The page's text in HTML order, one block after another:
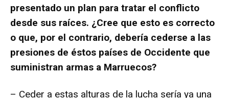
presentado un plan para tratar el conflicto
desde sus raíces. ¿Cree que esto es correcto
o que, por el contrario, debería cederse a las
presiones de éstos países de Occidente que
suministran armas a Marruecos?
– Ceder a estas alturas de la lucha sería ya una